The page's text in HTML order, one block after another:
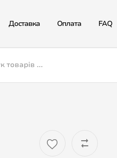
Доставка Оплата FAQ